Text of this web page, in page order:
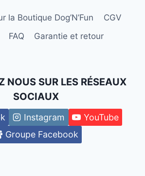
la Boutique Dog’N’Fun
CGV
FAQ Garantie et retour
NOUS SUR LES RÉSEAUX
SOCIAUX
Instagram
YouTube
Groupe Facebook